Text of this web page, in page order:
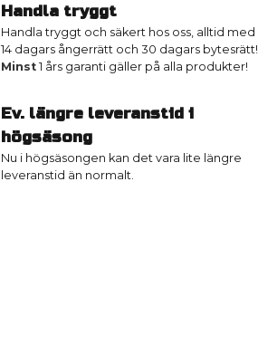
Handla tryggt
Handla tryggt och säkert hos oss, alltid med
14 dagars ångerrätt och 30 dagars bytesrätt!
Minst 1 års garanti gäller på alla produkter!
Ev. längre leveranstid i
högsäsong
Nu i högsäsongen kan det vara lite längre
leveranstid än normalt.